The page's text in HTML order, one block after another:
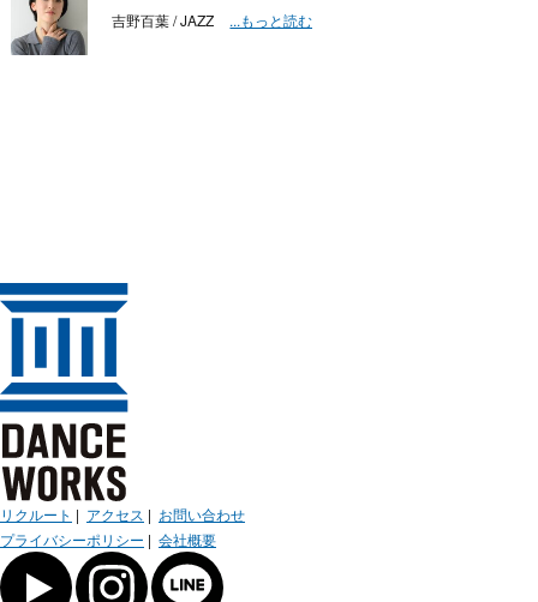
吉野百葉 / JAZZ ...もっと読む
リクルート | アクセス | お問い合わせ
プライバシーポリシー | 会社概要